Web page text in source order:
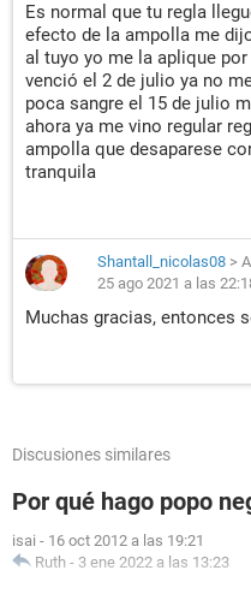
Es normal que tu regla
efecto de la ampolla me
al tuyo yo me la aplique
venció el 2 de julio ya no
poca sangre el 15 de julio
ahora ya me vino regular
ampolla que desaparese
tranquila
Shantall_nicolas08 >
25 ago 2021 a las
Muchas gracias, entonces
Discusiones similares
Por qué hago popo
isai - 16 oct 2012 a las 19:21
Ruth - 3 ene 2022 a las 13:23